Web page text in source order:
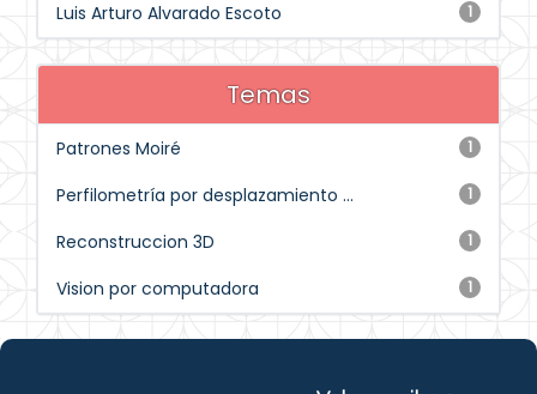
1
Luis Arturo Alvarado Escoto
Temas
1
Patrones Moiré
1
Perfilometría por desplazamiento ...
1
Reconstruccion 3D
1
Vision por computadora